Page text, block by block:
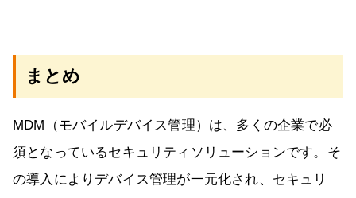
まとめ
MDM（モバイルデバイス管理）は、多くの企業で必
須となっているセキュリティソリューションです。そ
の導入によりデバイス管理が一元化され、セキュリ